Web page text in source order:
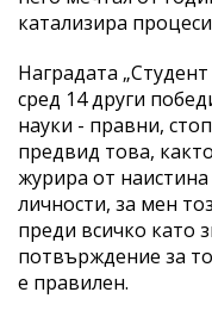
катализира
Наградата
сред 14 други
науки - правни,
предвид това,
журира от
личности, за мен
преди всичко като
потвърждение за
е правилен.